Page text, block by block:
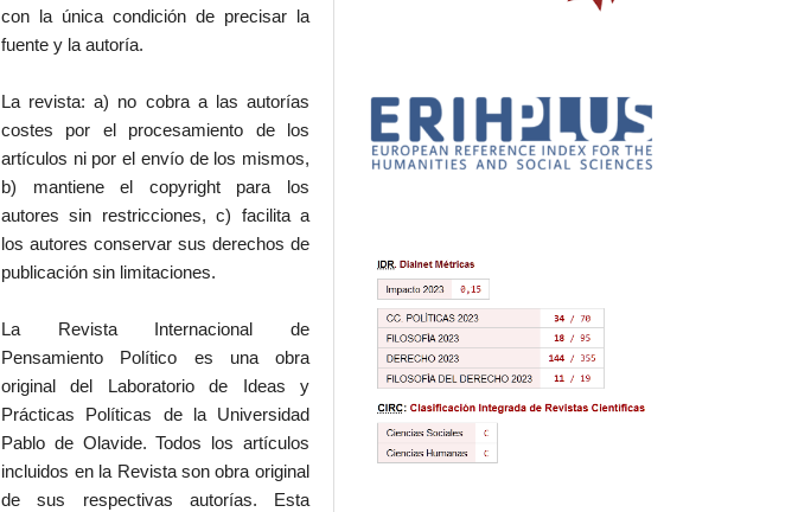
con la única condición de precisar la
fuente y la autoría.
La revista: a) no cobra a las autorías
costes por el procesamiento de los
artículos ni por el envío de los mismos,
b) mantiene el copyright para los
autores sin restricciones, c) facilita a
los autores conservar sus derechos de
publicación sin limitaciones.
La Revista Internacional de
Pensamiento Político es una obra
original del Laboratorio de Ideas y
Prácticas Políticas de la Universidad
Pablo de Olavide. Todos los artículos
incluidos en la Revista son obra original
de sus respectivas autorías. Esta